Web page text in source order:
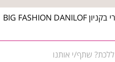
ביקורות/תגובות אודות גולברי בקניון BIG FASHION DANILOF
שתף/י אותנו